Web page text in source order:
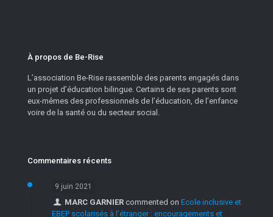
À propos de Be-Rise
L’association Be-Rise rassemble des parents engagés dans
un projet d’éducation bilingue. Certains de ses parents sont
eux-mêmes des professionnels de l’éducation, de l’enfance
voire de la santé ou du secteur social.
Commentaires récents
9 juin 2021
MARC GARNIER commented onEcole inclusive et
EBEP scolarisés à l’étranger : encouragements et